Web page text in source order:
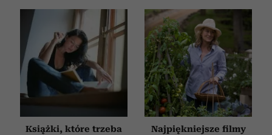
Książki, które trzeba
Najpiękniejsze filmy